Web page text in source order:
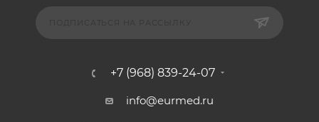
+7 (968) 839-24-07
info@eurmed.ru